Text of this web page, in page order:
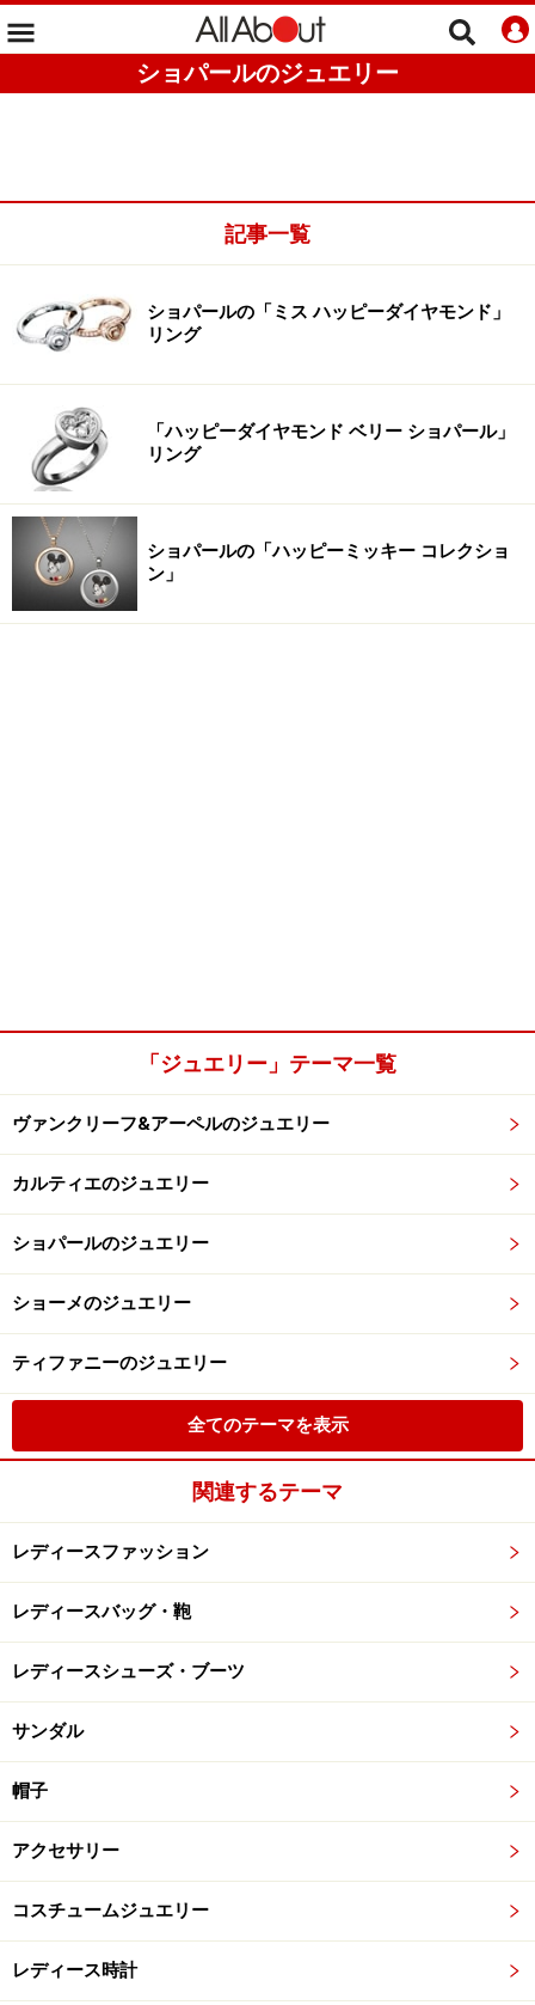
ショパールのジュエリー
記事一覧
ショパールの「ミス ハッピーダイヤモンド」
リング
「ハッピーダイヤモンド ベリー ショパール」
リング
ショパールの「ハッピーミッキー コレクショ
ン」
「ジュエリー」テーマ一覧
ヴァンクリーフ&アーペルのジュエリー
カルティエのジュエリー
ショパールのジュエリー
ショーメのジュエリー
ティファニーのジュエリー
全てのテーマを表示
関連するテーマ
レディースファッション
レディースバッグ・鞄
レディースシューズ・ブーツ
サンダル
帽子
アクセサリー
コスチュームジュエリー
レディース時計